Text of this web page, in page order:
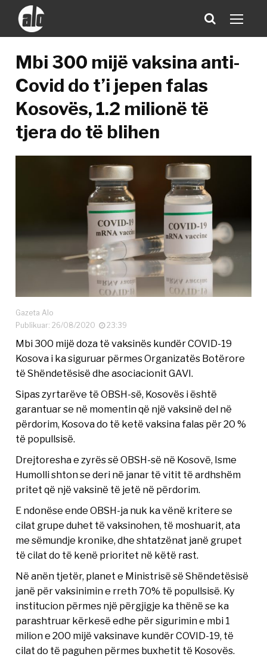
Mbi 300 mijë vaksina anti-
Covid do t’i jepen falas
Kosovës, 1.2 milionë të
tjera do të blihen
Gazeta Alo
Publikuar: 26/08/2020
23:39
Mbi 300 mijë doza të vaksinës kundër COVID-19
Kosova i ka siguruar përmes Organizatës Botërore
të Shëndetësisë dhe asociacionit GAVI.
Sipas zyrtarëve të OBSH-së, Kosovës i është
garantuar se në momentin që një vaksinë del në
përdorim, Kosova do të ketë vaksina falas për 20 %
të popullsisë.
Drejtoresha e zyrës së OBSH-së në Kosovë, Isme
Humolli shton se deri në janar të vitit të ardhshëm
pritet që një vaksinë të jetë në përdorim.
E ndonëse ende OBSH-ja nuk ka vënë kritere se
cilat grupe duhet të vaksinohen, të moshuarit, ata
me sëmundje kronike, dhe shtatzënat janë grupet
të cilat do të kenë prioritet në këtë rast.
Në anën tjetër, planet e Ministrisë së Shëndetësisë
janë për vaksinimin e rreth 70% të popullsisë. Ky
institucion përmes një përgjigje ka thënë se ka
parashtruar kërkesë edhe për sigurimin e mbi 1
milion e 200 mijë vaksinave kundër COVID-19, të
cilat do të paguhen përmes buxhetit të Kosovës.